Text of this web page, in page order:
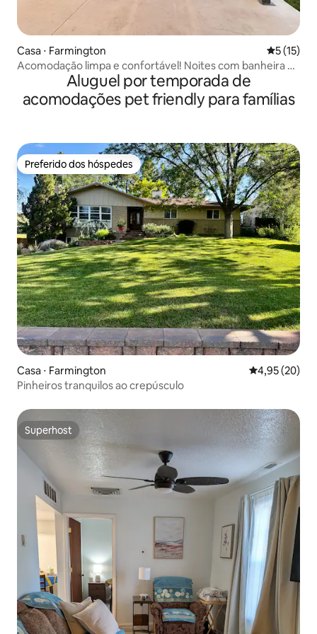
Casa ⋅ Farmington 5 de uma
5 (15)
Acomodação limpa e confortável! Noites com banheira de
hidromassagem inclusas!
Aluguel por temporada de
acomodações pet friendly para famílias
Preferido dos hóspedes
Preferido dos hóspedes
Casa ⋅ Farmington 4,95 de uma
4,95 (20)
Pinheiros tranquilos ao crepúsculo
Superhost
Superhost